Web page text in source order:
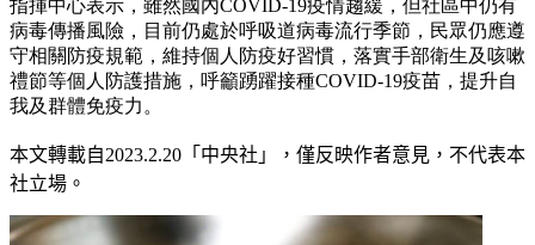
指揮中心表示，雖然國內COVID-19疫情趨緩，但社區中仍有
病毒傳播風險，目前仍處於呼吸道病毒流行季節，民眾仍應遵
守相關防疫規範，維持個人防疫好習慣，落實手部衛生及咳嗽
禮節等個人防護措施，呼籲踴躍接種COVID-19疫苗，提升自
我及群體免疫力。
本文轉載自2023.2.20 「中央社」
，僅反映作者意見，不代表本
社立場。